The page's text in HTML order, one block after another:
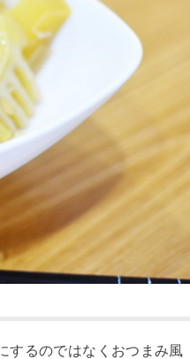
するのではなくおつまみ風